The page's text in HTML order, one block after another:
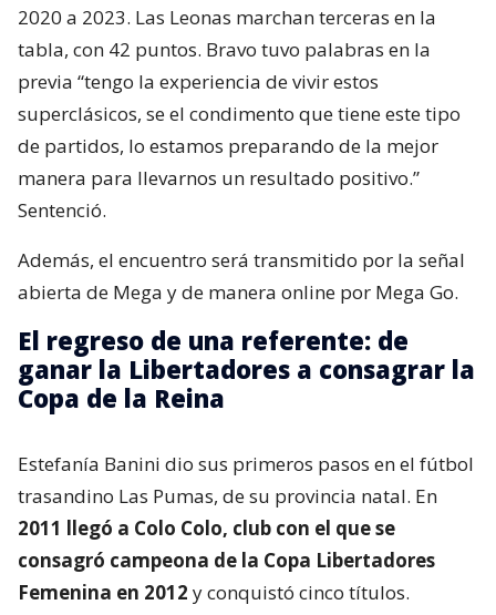
2020 a 2023. Las Leonas marchan terceras en la
tabla, con 42 puntos. Bravo tuvo palabras en la
previa “tengo la experiencia de vivir estos
superclásicos, se el condimento que tiene este tipo
de partidos, lo estamos preparando de la mejor
manera para llevarnos un resultado positivo.”
Sentenció.
Además, el encuentro será transmitido por la señal
abierta de Mega y de manera online por Mega Go.
El regreso de una referente: de
ganar la Libertadores a consagrar la
Copa de la Reina
Estefanía Banini dio sus primeros pasos en el fútbol
trasandino Las Pumas, de su provincia natal. En
2011 llegó a Colo Colo, club con el que se
consagró campeona de la Copa Libertadores
Femenina en 2012 y conquistó cinco títulos.